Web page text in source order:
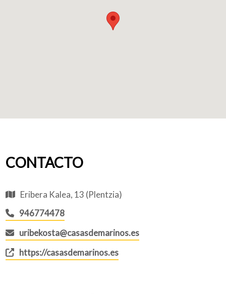
CONTACTO
Eribera Kalea, 13 (Plentzia)
946774478
uribekosta@casasdemarinos.es
https://casasdemarinos.es